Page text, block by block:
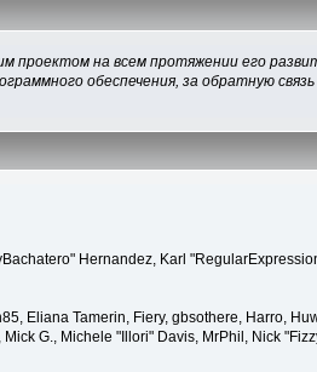
проектом на всем протяжении его
обеспечения, за обратную
Hernandez, Karl
Eliana Tamerin, Fiery, gbsothere, Harro,
G., Michele "Illori" Davis, MrPhil, Nick